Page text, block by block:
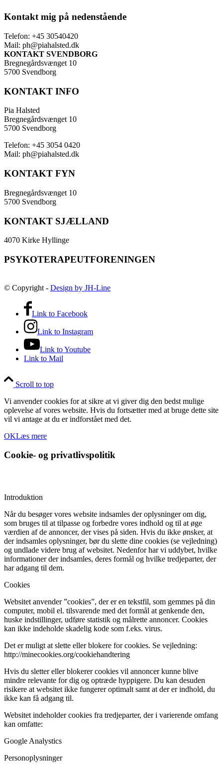
Kontakt mig på nedenstående
Telefon: +45 30540420
Mail: ph@piahalsted.dk
KONTAKT SVENDBORG
Bregnegårdsvænget 10
5700 Svendborg
KONTAKT INFO
Pia Halsted
Bregnegårdsvænget 10
5700 Svendborg
Telefon: +45 3054 0420
Mail: ph@piahalsted.dk
KONTAKT FYN
Bregnegårdsvænget 10
5700 Svendborg
KONTAKT SJÆLLAND
4070 Kirke Hyllinge
PSYKOTERAPEUTFORENINGEN
© Copyright - Design by JH-Line
Link to Facebook
Link to Instagram
Link to Youtube
Link to Mail
Scroll to top
Vi anvender cookies for at sikre at vi giver dig den bedst mulige
oplevelse af vores website. Hvis du fortsætter med at bruge dette site
vil vi antage at du er indforstået med det.
OKLæs mere
Cookie- og privatlivspolitik
Introduktion
Når du besøger vores website indsamles der oplysninger om dig,
som bruges til at tilpasse og forbedre vores indhold og til at øge
værdien af de annoncer, der vises på siden. Hvis du ikke ønsker, at
der indsamles oplysninger, bør du slette dine cookies (se vejledning)
og undlade videre brug af websitet. Nedenfor har vi uddybet, hvilke
informationer der indsamles, deres formål og hvilke tredjeparter, der
har adgang til dem.
Cookies
Websitet anvender ”cookies”, der er en tekstfil, som gemmes på din
computer, mobil el. tilsvarende med det formål at genkende den,
huske indstillinger, udføre statistik og målrette annoncer. Cookies
kan ikke indeholde skadelig kode som f.eks. virus.
Det er muligt at slette eller blokere for cookies. Se vejledning:
http://minecookies.org/cookiehandtering
Hvis du sletter eller blokerer cookies vil annoncer kunne blive
mindre relevante for dig og optræde hyppigere. Du kan desuden
risikere at websitet ikke fungerer optimalt samt at der er indhold, du
ikke kan få adgang til.
Websitet indeholder cookies fra tredjeparter, der i varierende omfang
kan omfatte:
Google Analystics
Personoplysninger